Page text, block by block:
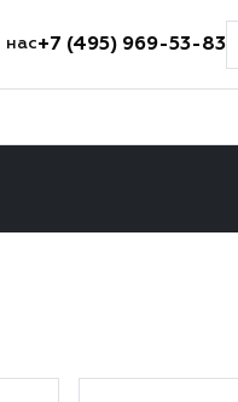
нас+7 (495) 969-53-83